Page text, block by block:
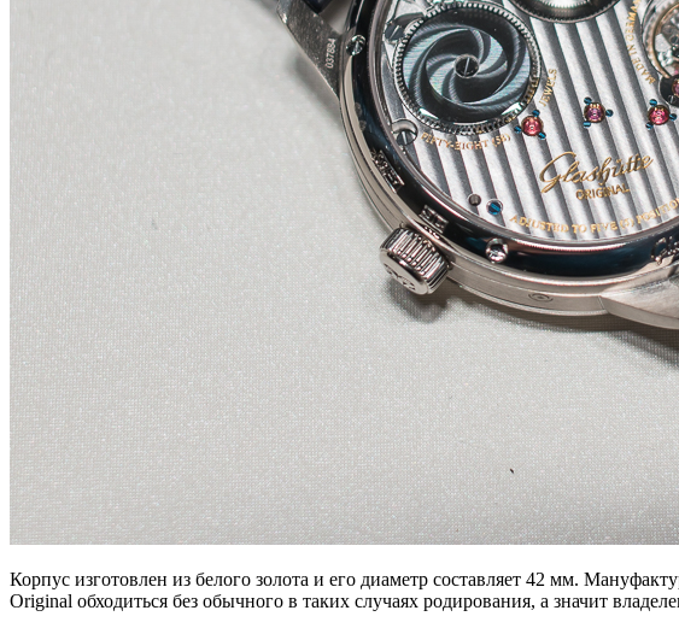
Корпус изготовлен из белого золота и его диаметр составляет 42 мм.
Original обходиться без обычного в таких случаях родирования, а значит